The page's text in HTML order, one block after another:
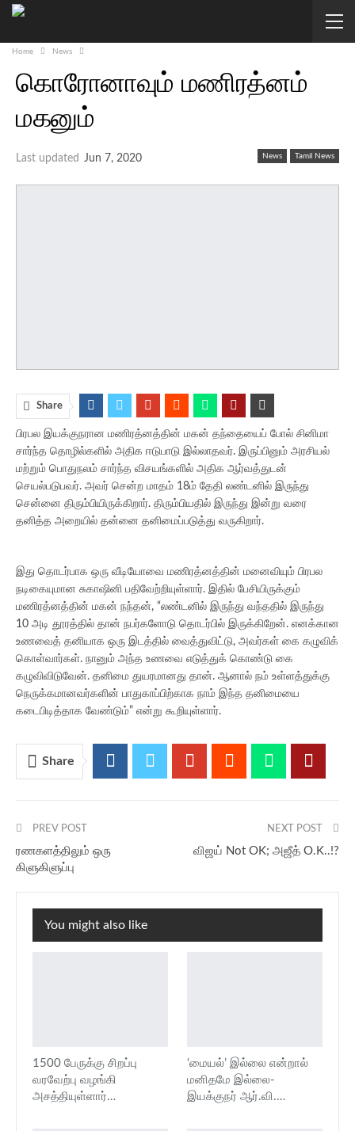
Home News
கொரோனாவும் மணிரத்னம்
மகனும்
News Tamil News
Last updated Jun 7, 2020
Share
பிரபல இயக்குநரான மணிரத்னத்தின் மகன் தந்தையைப் போல் சினிமா
சார்ந்த தொழில்களில் அதிக ஈடுபாடு இல்லாதவர். இருப்பினும் அரசியல்
மற்றும் பொதுநலம் சார்ந்த விசயங்களில் அதிக ஆர்வத்துடன்
செயல்படுபவர். அவர் சென்ற மாதம் 18ம் தேதி லண்டனில் இருந்து
சென்னை திரும்பியிருக்கிறார். திரும்பியதில் இருந்து இன்று வரை
தனித்த அறையில் தன்னை தனிமைப்படுத்து வருகிறார்.
இது தொடர்பாக ஒரு வீடியோவை மணிரத்னத்தின் மனைவியும் பிரபல
நடிகையுமான சுகாஷினி பதிவேற்றியுள்ளார். இதில் பேசியிருக்கும்
மணிரத்னத்தின் மகன் நந்தன், “லண்டனில் இருந்து வந்ததில் இருந்து
10 அடி தூரத்தில் தான் நபர்களோடு தொடர்பில் இருக்கிறேன். எனக்கான
உணவைத் தனியாக ஒரு இடத்தில் வைத்துவிட்டு, அவர்கள் கை கழுவிக்
கொள்வார்கள். நானும் அந்த உணவை எடுத்துக் கொண்டு கை
கழுவிவிடுவேன். தனிமை துயரமானது தான். ஆனால் நம் உள்ளத்துக்கு
நெருக்கமானவர்களின் பாதுகாப்பிற்காக நாம் இந்த தனிமையை
கடைபிடித்தாக வேண்டும்” என்று கூறியுள்ளார்.
Share
PREV POST
ரணகளத்திலும் ஒரு
கிளுகிளுப்பு
NEXT POST
விஜய் Not OK; அஜீத் O.K..!?
You might also like
1500 பேருக்கு சிறப்பு
வரவேற்பு வழங்கி
அசத்தியுள்ளார்…
‘மையல்’ இல்லை என்றால்
மனிதமே இல்லை-
இயக்குநர் ஆர்.வி.…